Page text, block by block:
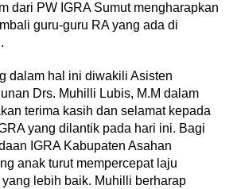
dari PW IGRA Sumut mengharapkan
guru-guru RA yang ada di
dalam hal ini diwakili Asisten
Drs. Muhilli Lubis, M.M dalam
terima kasih dan selamat kepada
yang dilantik pada hari ini. Bagi
IGRA Kabupaten Asahan
anak turut mempercepat laju
lebih baik. Muhilli berharap